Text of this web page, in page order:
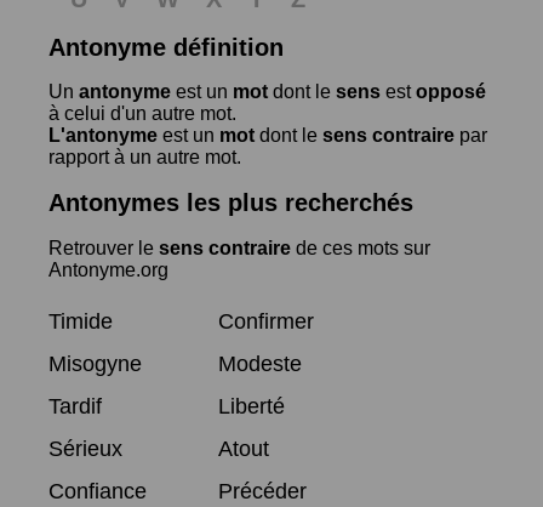
Antonyme définition
Un antonyme est un mot dont le sens estopposé
à celui d'un autre mot.
L'antonyme est un mot dont le sens contraire par
rapport à un autre mot.
Antonymes les plus recherchés
Retrouver le sens contraire de ces mots sur
Antonyme.org
Timide
Confirmer
Misogyne
Modeste
Tardif
Liberté
Sérieux
Atout
Confiance
Précéder